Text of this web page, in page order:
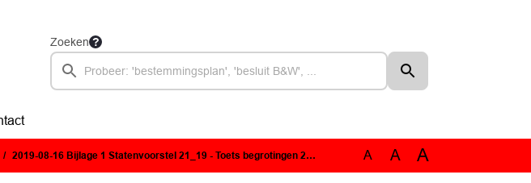
Zoeken
2019-08-16 Bijlage 1 Statenvoorstel 21_19 - Toets begrotingen 2020 omgevingsdiensten aan provinciale kaders.pdf A A A